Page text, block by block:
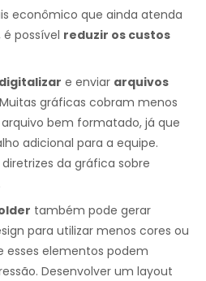
econômico que ainda atenda
possível reduzir os custos
digitalizar e enviar arquivos
gráficas cobram menos
bem formatado, já que
adicional para a equipe.
da gráfica sobre
também pode gerar
para utilizar menos cores ou
esses elementos podem
Desenvolver um layout